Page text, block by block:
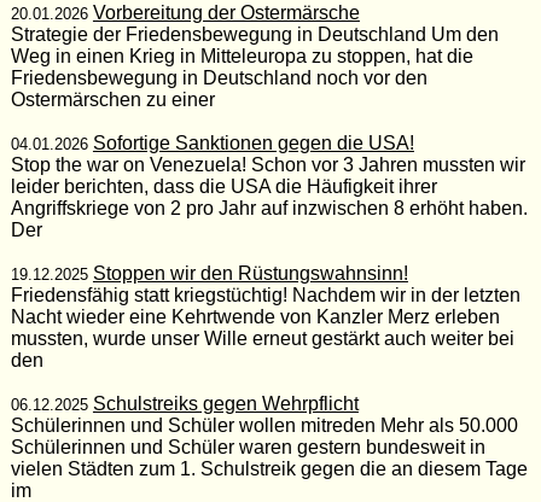
20.01.2026 Vorbereitung der Ostermärsche
Strategie der Friedensbewegung in Deutschland Um den
Weg in einen Krieg in Mitteleuropa zu stoppen, hat die
Friedensbewegung in Deutschland noch vor den
Ostermärschen zu einer
04.01.2026 Sofortige Sanktionen gegen die USA!
Stop the war on Venezuela! Schon vor 3 Jahren mussten wir
leider berichten, dass die USA die Häufigkeit ihrer
Angriffskriege von 2 pro Jahr auf inzwischen 8 erhöht haben.
Der
19.12.2025 Stoppen wir den Rüstungswahnsinn!
Friedensfähig statt kriegstüchtig! Nachdem wir in der letzten
Nacht wieder eine Kehrtwende von Kanzler Merz erleben
mussten, wurde unser Wille erneut gestärkt auch weiter bei
den
06.12.2025 Schulstreiks gegen Wehrpflicht
Schülerinnen und Schüler wollen mitreden Mehr als 50.000
Schülerinnen und Schüler waren gestern bundesweit in
vielen Städten zum 1. Schulstreik gegen die an diesem Tage
im